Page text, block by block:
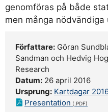
genomföras på både
men många nödvändiga
Författare: Göran
Sandman och Hedvig
Research
Datum: 26 april 2016
Ursprung: Kartdagar
Presentation